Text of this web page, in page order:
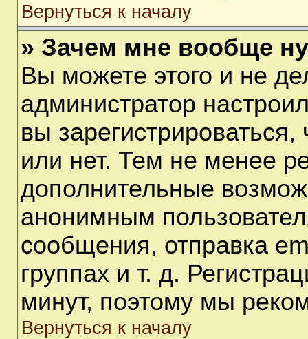
Вернуться к началу
» Зачем мне вообще
Вы можете этого и не
администратор
вы
или нет. Тем не менее
дополнительные
анонимным
сообщения, отправка
группах и т. д.
минут, поэтому мы
Вернуться к началу